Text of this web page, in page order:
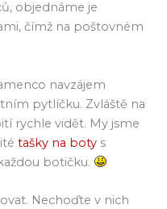
objednáme je
čímž na poštovném
navzájem
pytlíčku. Zvláště na
rychle vidět. My jsme
tašky na boty s
botičku.
Nechoďte v nich